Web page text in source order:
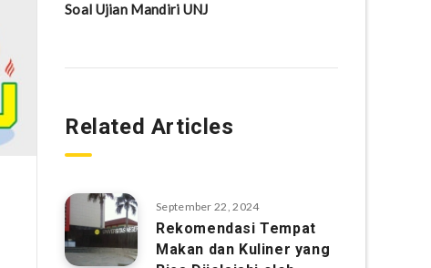
Soal Ujian Mandiri UNJ
Related Articles
September 22, 2024
Rekomendasi Tempat
Makan dan Kuliner yang